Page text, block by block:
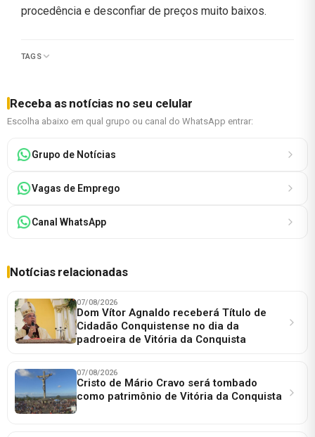
procedência e desconfiar de preços muito baixos.
TAGS
Receba as notícias no seu celular
Escolha abaixo em qual grupo ou canal do WhatsApp entrar:
Grupo de Notícias
Vagas de Emprego
Canal WhatsApp
Notícias relacionadas
07/08/2026
Dom Vítor Agnaldo receberá Título de
Cidadão Conquistense no dia da
padroeira de Vitória da Conquista
07/08/2026
Cristo de Mário Cravo será tombado
como patrimônio de Vitória da Conquista